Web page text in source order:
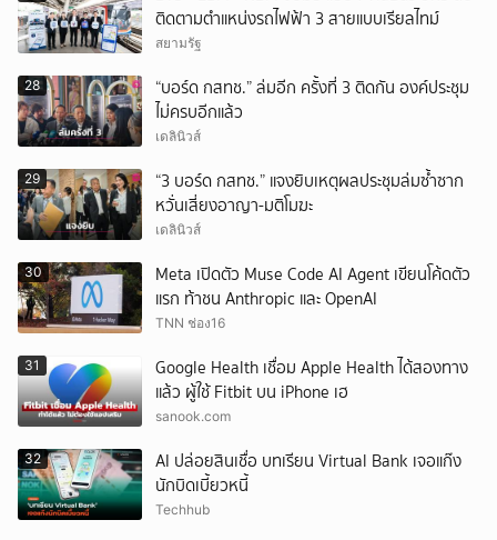
ติดตามตำแหน่งรถไฟฟ้า 3 สายแบบเรียลไทม์
สยามรัฐ
28
“บอร์ด กสทช.” ล่มอีก ครั้งที่ 3 ติดกัน องค์ประชุม
ไม่ครบอีกแล้ว
เดลินิวส์
29
“3 บอร์ด กสทช.” แจงยิบเหตุผลประชุมล่มซ้ำซาก
หวั่นเสี่ยงอาญา-มติโมฆะ
เดลินิวส์
30
Meta เปิดตัว Muse Code AI Agent เขียนโค้ดตัว
แรก ท้าชน Anthropic และ OpenAI
TNN ช่อง16
31
Google Health เชื่อม Apple Health ได้สองทาง
แล้ว ผู้ใช้ Fitbit บน iPhone เฮ
sanook.com
32
AI ปล่อยสินเชื่อ บทเรียน Virtual Bank เจอแก๊ง
นักบิดเบี้ยวหนี้
Techhub